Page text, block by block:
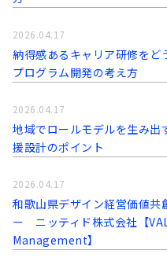
納得感あるキャリア研修をど
プログラム開発の考え方
2026.04.17
地域でロールモデルを生み出
援設計のポイント
2026.04.17
和歌山県デザイン経営価値
ー ニッティド株式会社【
Management】
2026.04.17